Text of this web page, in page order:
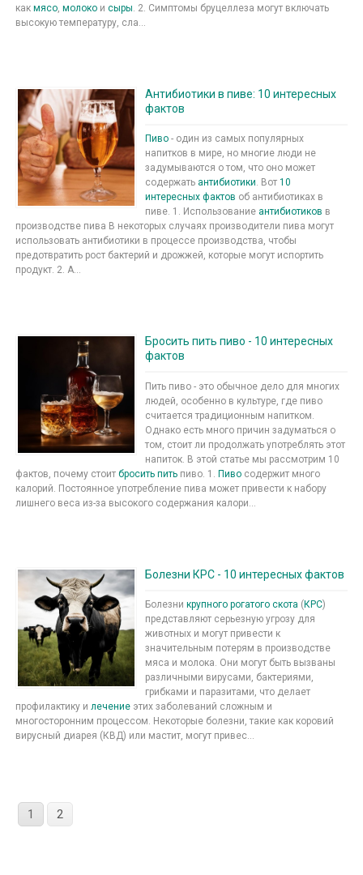
как мясо молоко и сыры . 2. Симптомы бруцеллеза могут включать
высокую температуру, сла...
Антибиотики в пиве: 10 интересных
фактов
Пиво - один из самых популярных
напитков в мире, но многие люди не
задумываются о том, что оно может
содержать антибиотики. Вот 10
интересных фактов об антибиотиках в
пиве. 1. Использование антибиотиков в
производстве пива В некоторых случаях производители пива могут
использовать антибиотики в процессе производства, чтобы
предотвратить рост бактерий и дрожжей, которые могут испортить
продукт. 2. А...
Бросить пить пиво - 10 интересных
фактов
Пить пиво - это обычное дело для многих
людей, особенно в культуре, где пиво
считается традиционным напитком.
Однако есть много причин задуматься о
том, стоит ли продолжать употреблять этот
напиток. В этой статье мы рассмотрим 10
фактов, почему стоит бросить пить пиво. 1. Пиво содержит много
калорий. Постоянное употребление пива может привести к набору
лишнего веса из-за высокого содержания калори...
Болезни КРС - 10 интересных фактов
Болезни крупного рогатого скота ( КРС)
представляют серьезную угрозу для
животных и могут привести к
значительным потерям в производстве
мяса и молока. Они могут быть вызваны
различными вирусами, бактериями,
грибками и паразитами, что делает
профилактику и лечение этих заболеваний сложным и
многосторонним процессом. Некоторые болезни, такие как коровий
вирусный диарея (КВД) или мастит, могут привес...
1 2